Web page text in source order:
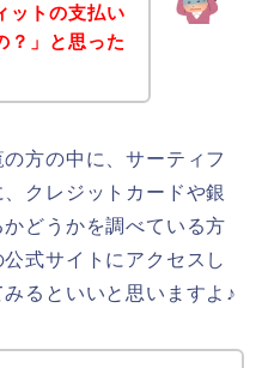
ットの支払い
？」と思った
方の中に、サーティフ
クレジットカードや銀
どうかを調べている方
式サイトにアクセスし
るといいと思いますよ♪